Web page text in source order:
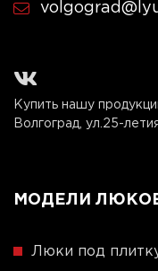
Купить нашу
Волгоград, ул.25-
МОДЕЛИ
Люки под